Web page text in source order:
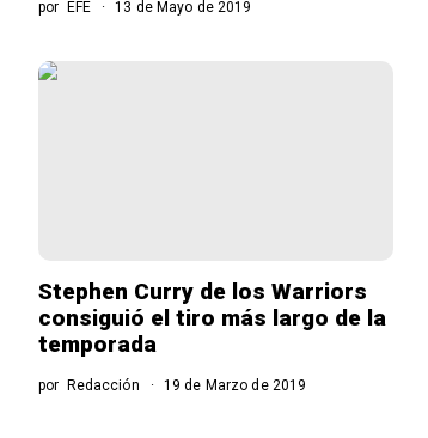
por EFE 13 de Mayo de 2019
Stephen Curry de los Warriors
consiguió el tiro más largo de la
temporada
por Redacción 19 de Marzo de 2019